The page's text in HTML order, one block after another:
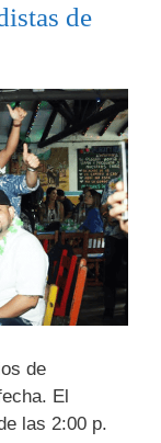
de
de
El
las 2:00 p.